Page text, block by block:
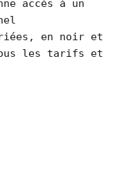
accès à un
en noir et
les tarifs et